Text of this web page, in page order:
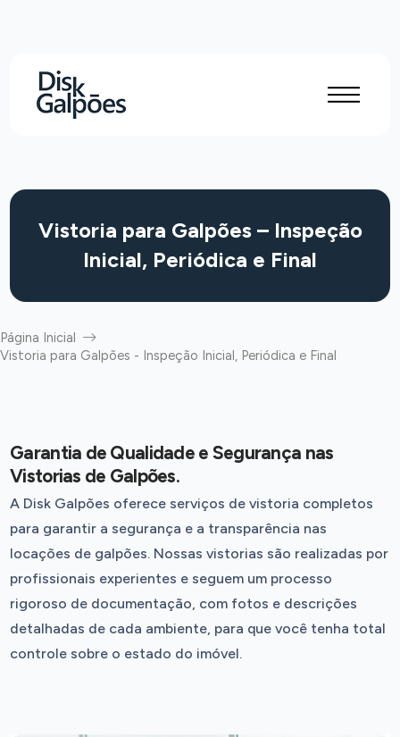
Vistoria para Galpões – Inspeção
Inicial, Periódica e Final
Página Inicial
Vistoria para Galpões - Inspeção Inicial, Periódica e Final
Garantia de Qualidade e Segurança nas
Vistorias de Galpões.
A Disk Galpões oferece serviços de vistoria completos
para garantir a segurança e a transparência nas
locações de galpões. Nossas vistorias são realizadas por
profissionais experientes e seguem um processo
rigoroso de documentação, com fotos e descrições
detalhadas de cada ambiente, para que você tenha total
controle sobre o estado do imóvel.